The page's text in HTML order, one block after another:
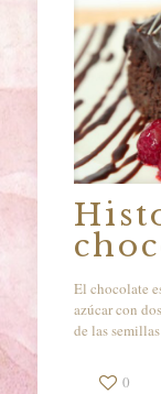
El chocolate
azúcar con
de las
0